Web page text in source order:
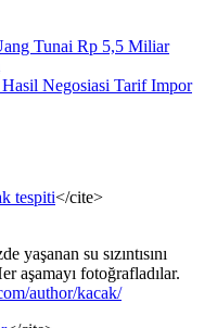
Tunai Rp 5,5 Miliar
Negosiasi Tarif Impor
tespiti</cite>
su sızıntısını
aşamayı fotoğrafladılar.
author/kacak/